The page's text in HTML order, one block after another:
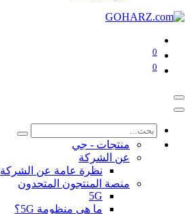
0
0
منتجات - جي
عن الشركة
نظرة عامة عن الشركة
منصة المنتجون المتحدون
5G
ما هي منظومة 5G؟